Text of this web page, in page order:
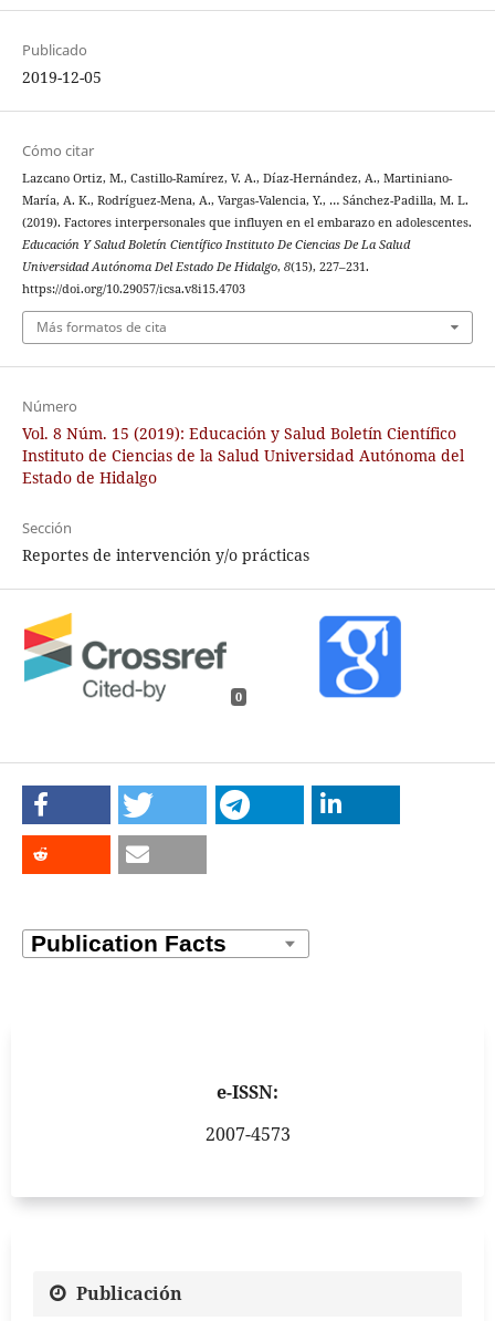
Publicado
2019-12-05
Cómo citar
Lazcano Ortiz, M., Castillo-Ramírez, V. A., Díaz-Hernández, A., Martiniano-
María, A. K., Rodríguez-Mena, A., Vargas-Valencia, Y., … Sánchez-Padilla, M. L.
(2019). Factores interpersonales que influyen en el embarazo en adolescentes.
Educación Y Salud Boletín Científico Instituto De Ciencias De La Salud
Universidad Autónoma Del Estado De Hidalgo, 8(15), 227–231.
https://doi.org/10.29057/icsa.v8i15.4703
Más formatos de cita
Número
Vol. 8 Núm. 15 (2019): Educación y Salud Boletín Científico
Instituto de Ciencias de la Salud Universidad Autónoma del
Estado de Hidalgo
Sección
Reportes de intervención y/o prácticas
0
e-ISSN:
2007-4573
Publicación